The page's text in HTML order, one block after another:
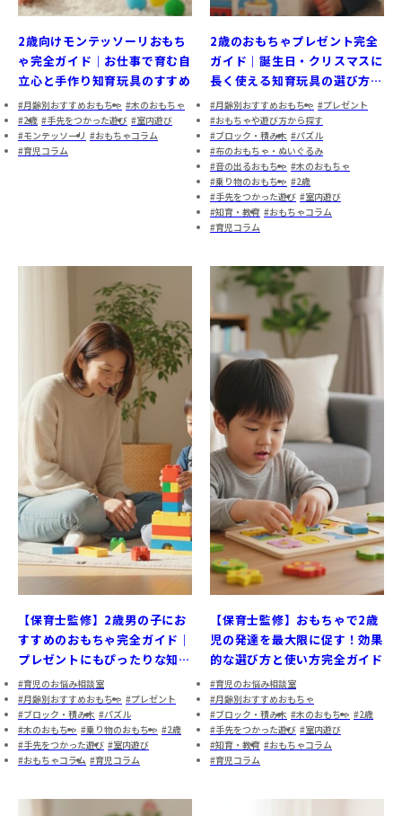
2歳向けモンテッソーリおもち
ゃ完全ガイド｜お仕事で育む自
立心と手作り知育玩具のすすめ
月齢別おすすめおもちゃ
木のおもちゃ
2歳
手先をつかった遊び
室内遊び
モンテッソーリ
おもちゃコラム
育児コラム
2歳のおもちゃプレゼント完全
ガイド｜誕生日・クリスマスに
長く使える知育玩具の選び方と
おすすめ商品
月齢別おすすめおもちゃ
プレゼント
おもちゃや遊び方から探す
ブロック・積み木
パズル
布のおもちゃ・ぬいぐるみ
音の出るおもちゃ
木のおもちゃ
乗り物のおもちゃ
2歳
手先をつかった遊び
室内遊び
知育・教育
おもちゃコラム
育児コラム
【保育士監修】2歳男の子にお
すすめのおもちゃ完全ガイド｜
プレゼントにもぴったりな知育
玩具ランキングと選び方
育児のお悩み相談室
月齢別おすすめおもちゃ
プレゼント
ブロック・積み木
パズル
木のおもちゃ
乗り物のおもちゃ
2歳
手先をつかった遊び
室内遊び
おもちゃコラム
育児コラム
【保育士監修】おもちゃで2歳
児の発達を最大限に促す！効果
的な選び方と使い方完全ガイド
育児のお悩み相談室
月齢別おすすめおもちゃ
ブロック・積み木
木のおもちゃ
2歳
手先をつかった遊び
室内遊び
知育・教育
おもちゃコラム
育児コラム